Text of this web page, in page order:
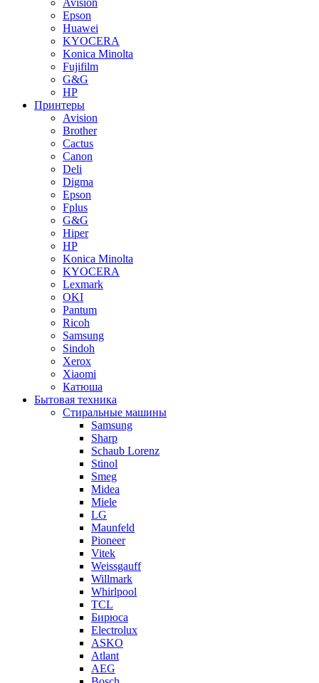
Avision
Epson
Huawei
KYOCERA
Konica Minolta
Fujifilm
G&G
HP
Принтеры
Avision
Brother
Cactus
Canon
Deli
Digma
Epson
Fplus
G&G
Hiper
HP
Konica Minolta
KYOCERA
Lexmark
OKI
Pantum
Ricoh
Samsung
Sindoh
Xerox
Xiaomi
Катюша
Бытовая техника
Стиральные машины
Samsung
Sharp
Schaub Lorenz
Stinol
Smeg
Midea
Miele
LG
Maunfeld
Pioneer
Vitek
Weissgauff
Willmark
Whirlpool
TCL
Бирюса
Electrolux
ASKO
Atlant
AEG